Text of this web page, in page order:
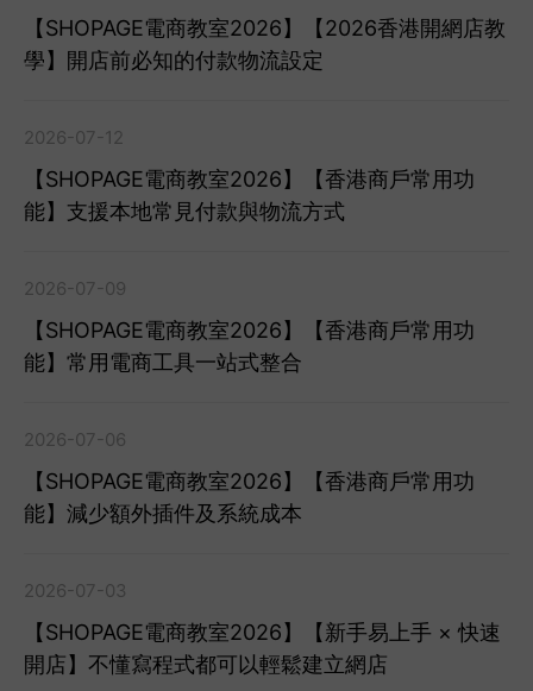
【SHOPAGE電商教室2026】【2026香港開網店教
學】開店前必知的付款物流設定
2026-07-12
【SHOPAGE電商教室2026】【香港商戶常用功
能】支援本地常見付款與物流方式
2026-07-09
【SHOPAGE電商教室2026】【香港商戶常用功
能】常用電商工具一站式整合
2026-07-06
【SHOPAGE電商教室2026】【香港商戶常用功
能】減少額外插件及系統成本
2026-07-03
【SHOPAGE電商教室2026】【新手易上手 × 快速
開店】不懂寫程式都可以輕鬆建立網店